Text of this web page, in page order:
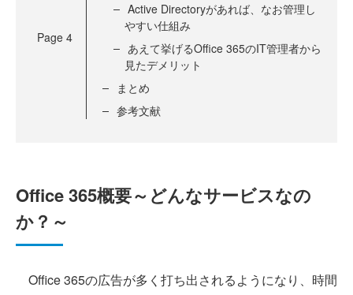
Page 4
Active Directoryがあれば、なお管理し
やすい仕組み
あえて挙げるOffice 365のIT管理者から
見たデメリット
まとめ
参考文献
Office 365概要～どんなサービスなの
か？～
Office 365の広告が多く打ち出されるようになり、時間